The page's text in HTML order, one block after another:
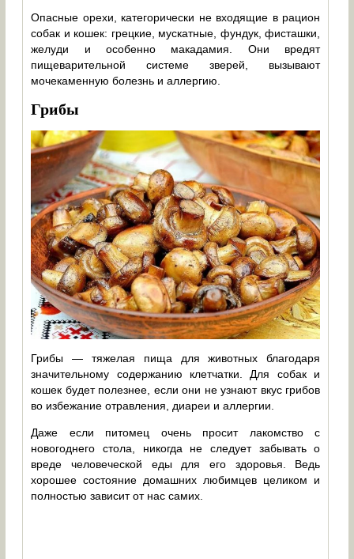
Опасные орехи, категорически не входящие в рацион
собак и кошек: грецкие, мускатные, фундук, фисташки,
желуди и особенно макадамия. Они вредят
пищеварительной системе зверей, вызывают
мочекаменную болезнь и аллергию.
Грибы
Грибы — тяжелая пища для животных благодаря
значительному содержанию клетчатки. Для собак и
кошек будет полезнее, если они не узнают вкус грибов
во избежание отравления, диареи и аллергии.
Даже если питомец очень просит лакомство с
новогоднего стола, никогда не следует забывать о
вреде человеческой еды для его здоровья. Ведь
хорошее состояние домашних любимцев целиком и
полностью зависит от нас самих.